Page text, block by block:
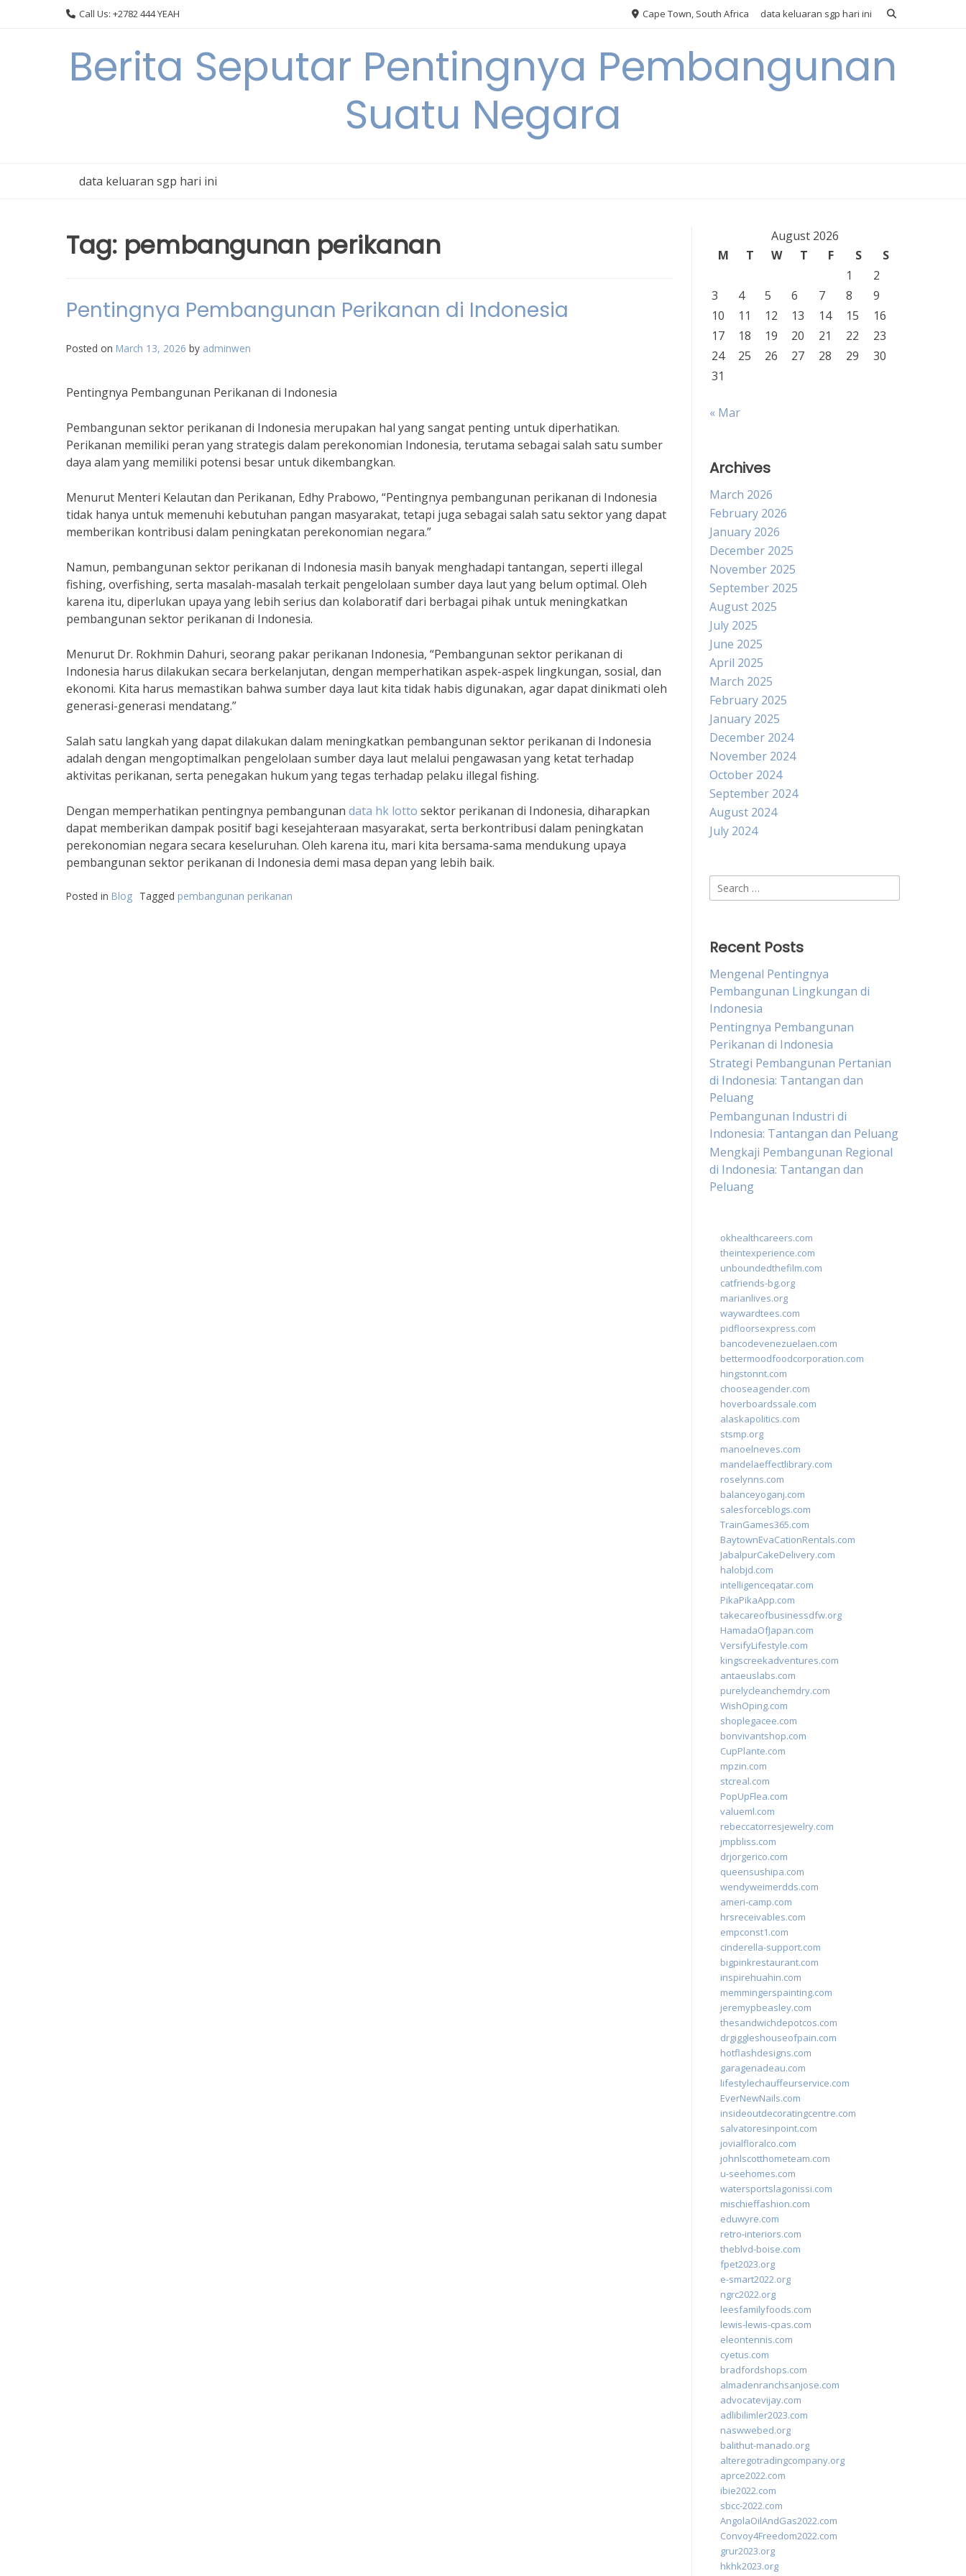
Call Us: +2782 444 YEAH Cape Town, South Africa data keluaran sgp hari ini
Berita Seputar Pentingnya Pembangunan
Suatu Negara
data keluaran sgp hari ini
Tag: pembangunan perikanan
Pentingnya Pembangunan Perikanan di Indonesia
Posted on March 13, 2026 by adminwen
Pentingnya Pembangunan Perikanan di Indonesia
Pembangunan sektor perikanan di Indonesia merupakan hal yang sangat penting untuk diperhatikan.
Perikanan memiliki peran yang strategis dalam perekonomian Indonesia, terutama sebagai salah satu sumber
daya alam yang memiliki potensi besar untuk dikembangkan.
Menurut Menteri Kelautan dan Perikanan, Edhy Prabowo, “Pentingnya pembangunan perikanan di Indonesia
tidak hanya untuk memenuhi kebutuhan pangan masyarakat, tetapi juga sebagai salah satu sektor yang dapat
memberikan kontribusi dalam peningkatan perekonomian negara.”
Namun, pembangunan sektor perikanan di Indonesia masih banyak menghadapi tantangan, seperti illegal
fishing, overfishing, serta masalah-masalah terkait pengelolaan sumber daya laut yang belum optimal. Oleh
karena itu, diperlukan upaya yang lebih serius dan kolaboratif dari berbagai pihak untuk meningkatkan
pembangunan sektor perikanan di Indonesia.
Menurut Dr. Rokhmin Dahuri, seorang pakar perikanan Indonesia, “Pembangunan sektor perikanan di
Indonesia harus dilakukan secara berkelanjutan, dengan memperhatikan aspek-aspek lingkungan, sosial, dan
ekonomi. Kita harus memastikan bahwa sumber daya laut kita tidak habis digunakan, agar dapat dinikmati oleh
generasi-generasi mendatang.”
Salah satu langkah yang dapat dilakukan dalam meningkatkan pembangunan sektor perikanan di Indonesia
adalah dengan mengoptimalkan pengelolaan sumber daya laut melalui pengawasan yang ketat terhadap
aktivitas perikanan, serta penegakan hukum yang tegas terhadap pelaku illegal fishing.
Dengan memperhatikan pentingnya pembangunan data hk lotto sektor perikanan di Indonesia, diharapkan
dapat memberikan dampak positif bagi kesejahteraan masyarakat, serta berkontribusi dalam peningkatan
perekonomian negara secara keseluruhan. Oleh karena itu, mari kita bersama-sama mendukung upaya
pembangunan sektor perikanan di Indonesia demi masa depan yang lebih baik.
Posted in Blog Tagged pembangunan perikanan
August 2026
M
T W T F S
S
1
2
3
4 5 6 7 8
9
10
11 12 13 14 15
16
17
18 19 20 21 22
23
24
25 26 27 28 29
30
31
« Mar
Archives
March 2026
February 2026
January 2026
December 2025
November 2025
September 2025
August 2025
July 2025
June 2025
April 2025
March 2025
February 2025
January 2025
December 2024
November 2024
October 2024
September 2024
August 2024
July 2024
Search
for:
Recent Posts
Mengenal Pentingnya
Pembangunan Lingkungan di
Indonesia
Pentingnya Pembangunan
Perikanan di Indonesia
Strategi Pembangunan Pertanian
di Indonesia: Tantangan dan
Peluang
Pembangunan Industri di
Indonesia: Tantangan dan Peluang
Mengkaji Pembangunan Regional
di Indonesia: Tantangan dan
Peluang
okhealthcareers.com
theintexperience.com
unboundedthefilm.com
catfriends-bg.org
marianlives.org
waywardtees.com
pidfloorsexpress.com
bancodevenezuelaen.com
bettermoodfoodcorporation.com
hingstonnt.com
chooseagender.com
hoverboardssale.com
alaskapolitics.com
stsmp.org
manoelneves.com
mandelaeffectlibrary.com
roselynns.com
balanceyoganj.com
salesforceblogs.com
TrainGames365.com
BaytownEvaCationRentals.com
JabalpurCakeDelivery.com
halobjd.com
intelligenceqatar.com
PikaPikaApp.com
takecareofbusinessdfw.org
HamadaOfJapan.com
VersifyLifestyle.com
kingscreekadventures.com
antaeuslabs.com
purelycleanchemdry.com
WishOping.com
shoplegacee.com
bonvivantshop.com
CupPlante.com
mpzin.com
stcreal.com
PopUpFlea.com
valueml.com
rebeccatorresjewelry.com
jmpbliss.com
drjorgerico.com
queensushipa.com
wendyweimerdds.com
ameri-camp.com
hrsreceivables.com
empconst1.com
cinderella-support.com
bigpinkrestaurant.com
inspirehuahin.com
memmingerspainting.com
jeremypbeasley.com
thesandwichdepotcos.com
drgiggleshouseofpain.com
hotflashdesigns.com
garagenadeau.com
lifestylechauffeurservice.com
EverNewNails.com
insideoutdecoratingcentre.com
salvatoresinpoint.com
jovialfloralco.com
johnlscotthometeam.com
u-seehomes.com
watersportslagonissi.com
mischieffashion.com
eduwyre.com
retro-interiors.com
theblvd-boise.com
fpet2023.org
e-smart2022.org
ngrc2022.org
leesfamilyfoods.com
lewis-lewis-cpas.com
eleontennis.com
cyetus.com
bradfordshops.com
almadenranchsanjose.com
advocatevijay.com
adlibilimler2023.com
naswwebed.org
balithut-manado.org
alteregotradingcompany.org
aprce2022.com
ibie2022.com
sbcc-2022.com
AngolaOilAndGas2022.com
Convoy4Freedom2022.com
grur2023.org
hkhk2023.org